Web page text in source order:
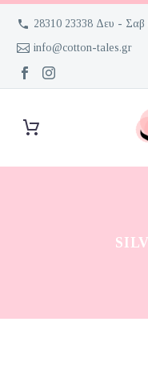
28310 23338 Δευ - Σαβ
info@cotton-tales.gr